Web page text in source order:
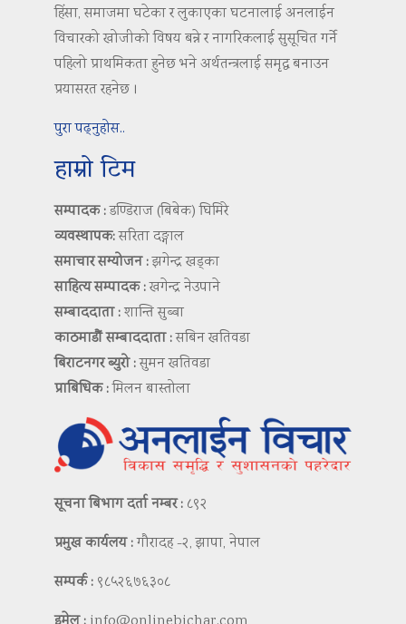
हिंसा, समाजमा घटेका र लुकाएका घटनालाई अनलाईन
विचारको खोजीको विषय बन्ने र नागरिकलाई सुसूचित गर्ने
पहिलो प्राथमिकता हुनेछ भने अर्थतन्त्रलाई समृद्ध बनाउन
प्रयासरत रहनेछ ।
पुरा पढ्नुहोस..
हाम्रो टिम
सम्पादक :डण्डिराज (बिबेक) घिमिरे
व्यवस्थापक:सरिता दङ्गाल
समाचार सम्योजन :झगेन्द्र खड्का
साहित्य सम्पादक :खगेन्द्र नेउपाने
सम्बाददाता :शान्ति सुब्बा
काठमाडौं सम्बाददाता :सबिन खतिवडा
बिराटनगर ब्युरो :सुमन खतिवडा
प्राबिधिक :मिलन बास्तोला
सूचना बिभाग दर्ता नम्बर : ८९२
प्रमुख कार्यलय :गौरादह -२, झापा, नेपाल
सम्पर्क : ९८५२६७६३०८